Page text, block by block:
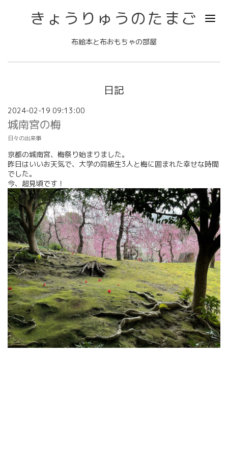
きょうりゅうのたまご
布絵本と布おもちゃの部屋
日記
2024-02-19 09:13:00
城南宮の梅
日々の出来事
京都の城南宮、梅祭り始まりました。
昨日はいいお天気で、大学の同級生3人と梅に囲まれた幸せな時間
でした。
今、超見頃です！